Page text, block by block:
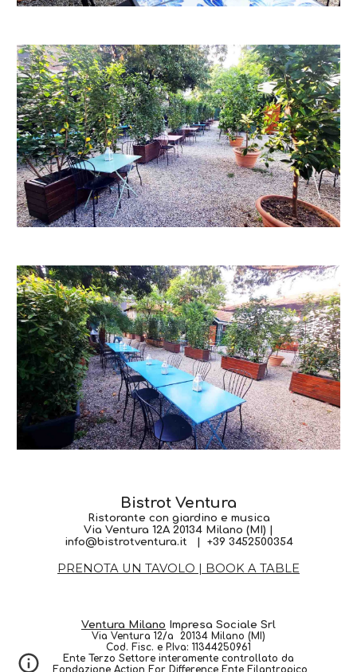
Bistrot Ventura
Ristorante con giardino e musica
Via Ventura 12A 20134 Milano (MI) |
info@bistrotventura.it | +39 3452500354
PRENOTA UN TAVOLO | BOOK A TABLE
Ventura Milano Impresa Sociale Srl
Via Ventura 12/a 20134 Milano (MI)
Cod. Fisc. e P.Iva: 11344250961
Ente Terzo Settore interamente controllato da
Fondazione Action For Difference Ente Filantropico